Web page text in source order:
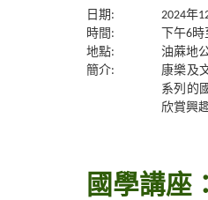
日期:
2024年
時間:
下午6
地點:
油蔴地
簡介:
康樂及
系列的
欣賞興
國學講座